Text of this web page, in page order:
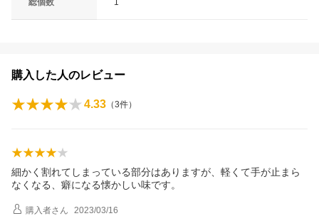
総個数 1
購入した人のレビュー
4.33 （3件）
細かく割れてしまっている部分はありますが、軽くて手が止まら
なくなる、癖になる懐かしい味です。
購入者さん 2023/03/16